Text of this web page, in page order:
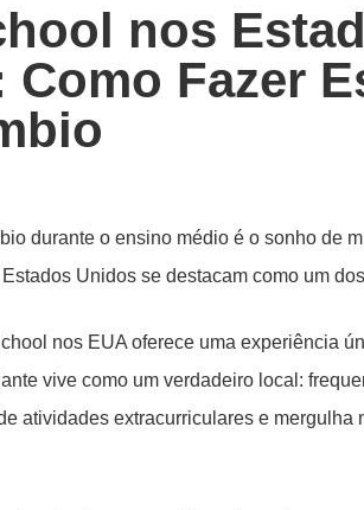
nos
Como Fazer
durante o ensino médio é o sonho de
Unidos se destacam como um
nos EUA oferece uma experiência
vive como um verdadeiro local:
atividades extracurriculares e mergulha